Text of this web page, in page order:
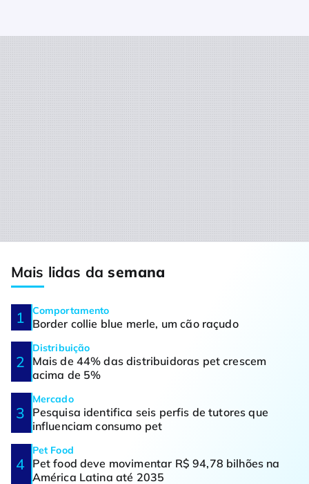
Mais lidas dasemana
Comportamento
Border collie blue merle, um cão raçudo
Distribuição
Mais de 44% das distribuidoras pet crescem
acima de 5%
Mercado
Pesquisa identifica seis perfis de tutores que
influenciam consumo pet
Pet Food
Pet food deve movimentar R$ 94,78 bilhões na
América Latina até 2035